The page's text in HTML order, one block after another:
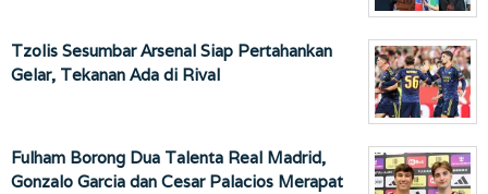
Tzolis Sesumbar Arsenal Siap Pertahankan
Gelar, Tekanan Ada di Rival
Fulham Borong Dua Talenta Real Madrid,
Gonzalo Garcia dan Cesar Palacios Merapat